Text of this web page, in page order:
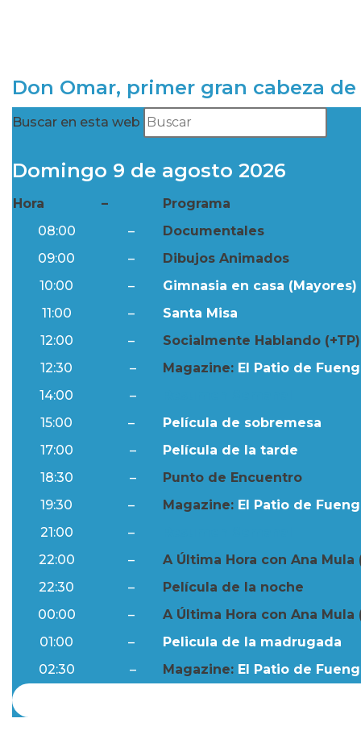
Don Omar, primer gran cabeza
Buscar en esta web
Domingo 9 de agosto 2026
Hora –
Programa
08:00
–
Documentales
09:00
–
Dibujos Animados
10:00
–
Gimnasia en casa (Mayores)
11:00
–
Santa Misa
12:00
–
Socialmente Hablando (+TP)
12:30
– Magazine: El Patio de
14:00
–
15:00
–
Película de sobremesa
17:00
–
Película de la tarde
18:30
–
Punto de Encuentro
19:30
– Magazine: El Patio de
21:00
–
22:00
–
A Última Hora con Ana Mula
22:30
–
Película de la noche
00:00
–
A Última Hora con Ana Mula
01:00
–
Pelicula de la madrugada
02:30
– Magazine: El Patio de